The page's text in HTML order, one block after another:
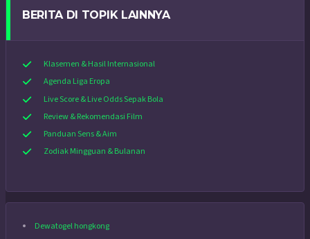
BERITA DI TOPIK LAINNYA
Klasemen & Hasil Internasional
Agenda Liga Eropa
Live Score & Live Odds Sepak Bola
Review & Rekomendasi Film
Panduan Sens & Aim
Zodiak Mingguan & Bulanan
Dewatogel hongkong